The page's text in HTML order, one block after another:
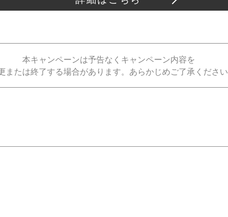
本キャンペーンは予告なくキャンペーン内容を
または終了する場合があります。あらかじめご了承ください